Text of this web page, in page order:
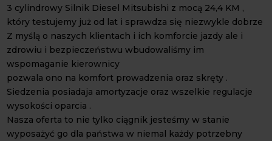
3 cylindrowy Silnik Diesel Mitsubishi z mocą 24,4 KM ,
który testujemy już od lat i sprawdza się niezwykle dobrze
Z myślą o naszych klientach i ich komforcie jazdy ale i
zdrowiu i bezpieczeństwu wbudowaliśmy im
wspomaganie kierownicy
pozwala ono na komfort prowadzenia oraz skręty .
Siedzenia posiadaja amortyzacje oraz wszelkie regulacje
wysokości oparcia .
Nasza oferta to nie tylko ciągnik jesteśmy w stanie
wyposażyć go dla państwa w niemal każdy potrzebny